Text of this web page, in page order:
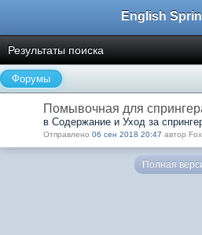
Результаты поиска
Форумы
Помывочная для
в Содержание и Уход за
Отправлено 06 сен 2018 20:47 автор
Полная